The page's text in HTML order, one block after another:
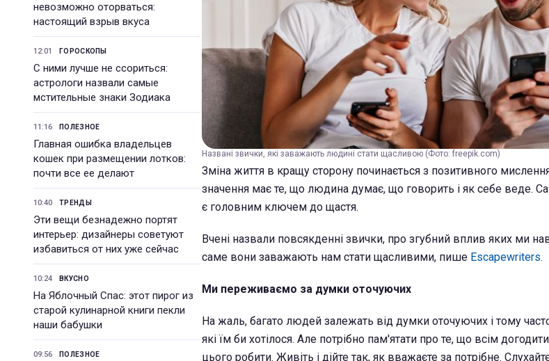
невозможно оторваться:
настоящий взрыв вкуса
12:01 ГОРОСКОПЫ
С ними лучше не ссориться:
астрологи назвали самые
мстительные знаки Зодиака
11:16 ПОЛЕЗНОЕ
Главная ошибка владельцев
кошек при размещении лотков:
почти все ее делают
10:40 ТРЕНДЫ
Эти вещи безнадежно портят
интерьер: дизайнеры советуют
избавиться от них уже сейчас
10:24 ВКУСНО
На Яблочный Спас: этот пирог из
старой кулинарной книги пекли
наши бабушки
09:56 ПОЛЕЗНОЕ
Названі звички, які заважають людині стати щасливою (Фото: freepik.com)
Зміна життя в кращу сторону починається з позитивного
значення має те, що людина думає, що говорить і як себе веде.
є головним ключем до щастя.
Вчені назвали повсякденні звички, про згубний вплив яких ми
саме вони заважають нам стати щасливими, пише Escapewriters.
Ми переживаємо за думки оточуючих
На жаль, багато людей залежать від думки оточуючих і тому
які їм би хотілося. Але потрібно пам'ятати про те, що всім
цього робити. Живіть і дійте так, як вважаєте за потрібне.